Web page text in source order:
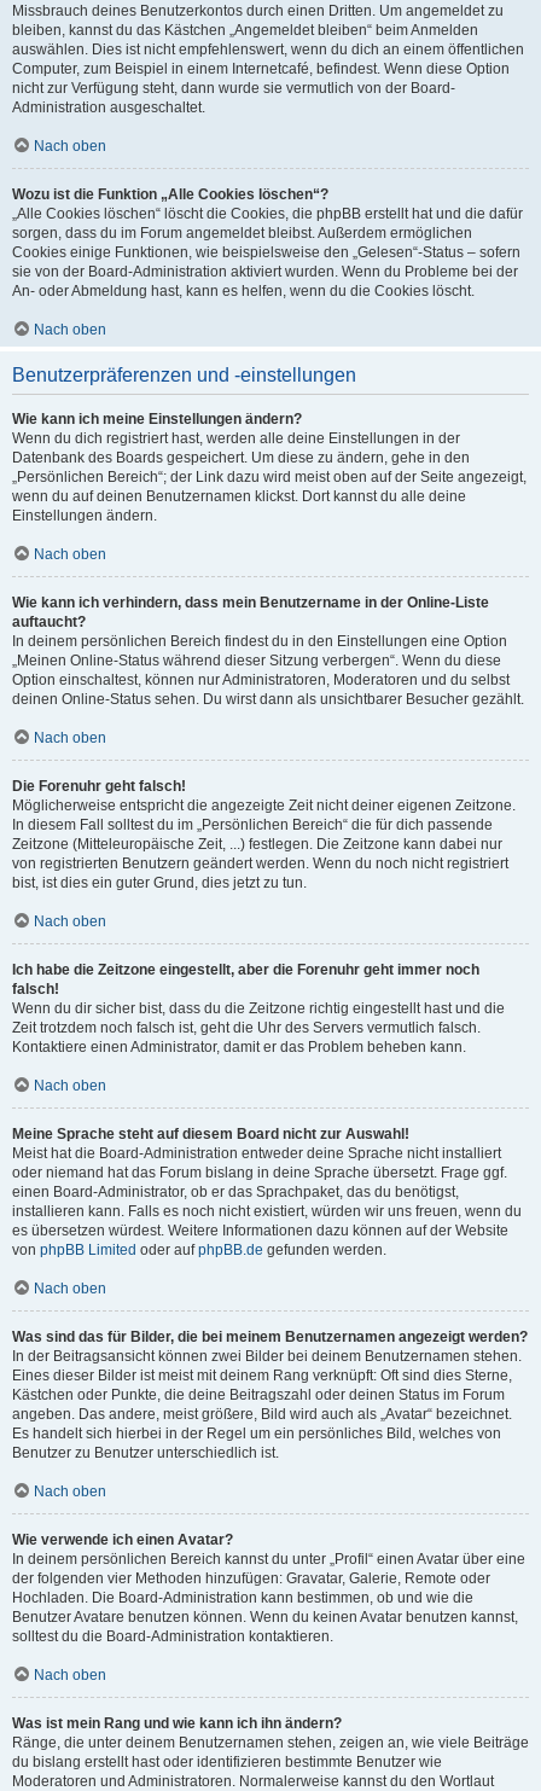
Missbrauch deines Benutzerkontos durch einen Dritten. Um angemeldet zu
bleiben, kannst du das Kästchen „Angemeldet bleiben“ beim Anmelden
auswählen. Dies ist nicht empfehlenswert, wenn du dich an einem öffentlichen
Computer, zum Beispiel in einem Internetcafé, befindest. Wenn diese Option
nicht zur Verfügung steht, dann wurde sie vermutlich von der Board-
Administration ausgeschaltet.
Nach oben
Wozu ist die Funktion „Alle Cookies löschen“?
„Alle Cookies löschen“ löscht die Cookies, die phpBB erstellt hat und die dafür
sorgen, dass du im Forum angemeldet bleibst. Außerdem ermöglichen
Cookies einige Funktionen, wie beispielsweise den „Gelesen“-Status – sofern
sie von der Board-Administration aktiviert wurden. Wenn du Probleme bei der
An- oder Abmeldung hast, kann es helfen, wenn du die Cookies löscht.
Nach oben
Benutzerpräferenzen und -einstellungen
Wie kann ich meine Einstellungen ändern?
Wenn du dich registriert hast, werden alle deine Einstellungen in der
Datenbank des Boards gespeichert. Um diese zu ändern, gehe in den
„Persönlichen Bereich“; der Link dazu wird meist oben auf der Seite angezeigt,
wenn du auf deinen Benutzernamen klickst. Dort kannst du alle deine
Einstellungen ändern.
Nach oben
Wie kann ich verhindern, dass mein Benutzername in der Online-Liste
auftaucht?
In deinem persönlichen Bereich findest du in den Einstellungen eine Option
„Meinen Online-Status während dieser Sitzung verbergen“. Wenn du diese
Option einschaltest, können nur Administratoren, Moderatoren und du selbst
deinen Online-Status sehen. Du wirst dann als unsichtbarer Besucher gezählt.
Nach oben
Die Forenuhr geht falsch!
Möglicherweise entspricht die angezeigte Zeit nicht deiner eigenen Zeitzone.
In diesem Fall solltest du im „Persönlichen Bereich“ die für dich passende
Zeitzone (Mitteleuropäische Zeit, ...) festlegen. Die Zeitzone kann dabei nur
von registrierten Benutzern geändert werden. Wenn du noch nicht registriert
bist, ist dies ein guter Grund, dies jetzt zu tun.
Nach oben
Ich habe die Zeitzone eingestellt, aber die Forenuhr geht immer noch
falsch!
Wenn du dir sicher bist, dass du die Zeitzone richtig eingestellt hast und die
Zeit trotzdem noch falsch ist, geht die Uhr des Servers vermutlich falsch.
Kontaktiere einen Administrator, damit er das Problem beheben kann.
Nach oben
Meine Sprache steht auf diesem Board nicht zur Auswahl!
Meist hat die Board-Administration entweder deine Sprache nicht installiert
oder niemand hat das Forum bislang in deine Sprache übersetzt. Frage ggf.
einen Board-Administrator, ob er das Sprachpaket, das du benötigst,
installieren kann. Falls es noch nicht existiert, würden wir uns freuen, wenn du
es übersetzen würdest. Weitere Informationen dazu können auf der Website
von phpBB Limited oder aufphpBB.de gefunden werden.
Nach oben
Was sind das für Bilder, die bei meinem Benutzernamen angezeigt werden?
In der Beitragsansicht können zwei Bilder bei deinem Benutzernamen stehen.
Eines dieser Bilder ist meist mit deinem Rang verknüpft: Oft sind dies Sterne,
Kästchen oder Punkte, die deine Beitragszahl oder deinen Status im Forum
angeben. Das andere, meist größere, Bild wird auch als „Avatar“ bezeichnet.
Es handelt sich hierbei in der Regel um ein persönliches Bild, welches von
Benutzer zu Benutzer unterschiedlich ist.
Nach oben
Wie verwende ich einen Avatar?
In deinem persönlichen Bereich kannst du unter „Profil“ einen Avatar über eine
der folgenden vier Methoden hinzufügen: Gravatar, Galerie, Remote oder
Hochladen. Die Board-Administration kann bestimmen, ob und wie die
Benutzer Avatare benutzen können. Wenn du keinen Avatar benutzen kannst,
solltest du die Board-Administration kontaktieren.
Nach oben
Was ist mein Rang und wie kann ich ihn ändern?
Ränge, die unter deinem Benutzernamen stehen, zeigen an, wie viele Beiträge
du bislang erstellt hast oder identifizieren bestimmte Benutzer wie
Moderatoren und Administratoren. Normalerweise kannst du den Wortlaut